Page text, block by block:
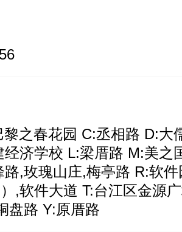
黎之春花园 C:丞相路 D:大
经济学校 L:梁厝路 M:美之
路,玫瑰山庄,梅亭路 R:软
,软件大道 T:台江区金源
盘路 Y:原厝路